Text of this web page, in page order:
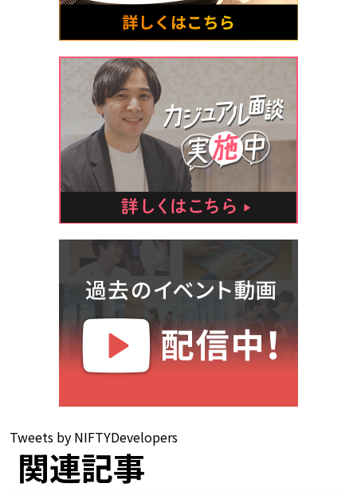
Tweets by NIFTYDevelopers
関連記事